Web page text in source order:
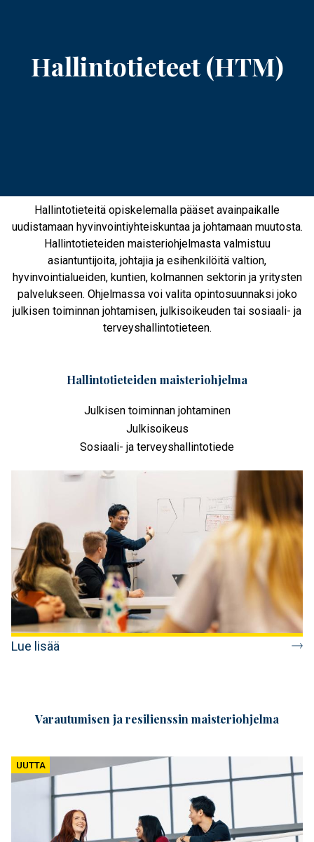
Hallintotieteet (HTM)
Hallintotieteitä opiskelemalla pääset avainpaikalle
uudistamaan hyvinvointiyhteiskuntaa ja johtamaan muutosta.
Hallintotieteiden maisteriohjelmasta valmistuu
asiantuntijoita, johtajia ja esihenkilöitä valtion,
hyvinvointialueiden, kuntien, kolmannen sektorin ja yritysten
palvelukseen. Ohjelmassa voi valita opintosuunnaksi joko
julkisen toiminnan johtamisen, julkisoikeuden tai sosiaali- ja
terveyshallintotieteen.
Hallintotieteiden maisteriohjelma
Julkisen toiminnan johtaminen
Julkisoikeus
Sosiaali- ja terveyshallintotiede
Lue lisää
Varautumisen ja resilienssin maisteriohjelma
UUTTA